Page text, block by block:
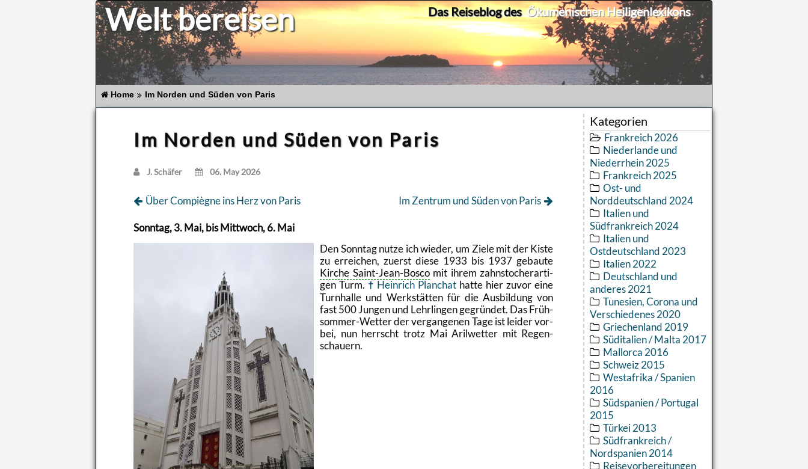
Welt bereisen Das Reiseblog desÖkumenischen Heiligenlexikons
Home Im Norden und Süden von Paris
Im Norden und Süden von Paris
J. Schä­fer 06. May 2026
Im Zen­trum und Süden von Paris
Über Compiègne ins Herz von Paris
Sonn­tag, 3. Mai, bis Mitt­woch, 6. Mai
Den Sonn­tag nutze ich wie­der, um Ziele mit der Kiste
zu er­rei­chen, zu­erst diese 1933 bis 1937 ge­bau­te
Kir­che Saint-Jean-Boscomit ihrem zahn­sto­cher­ar­ti­
gen Turm.
Hein­rich Plan­chathatte hier zuvor eine
Turn­hal­le und Werk­stät­ten für die Aus­bil­dung von
fast 500 Jun­gen und Lehr­lin­gen ge­grün­det. Das Früh­
som­mer-Wet­ter der ver­gan­ge­nen Tage ist lei­der vor­
bei, nun herrscht trotz Mai Aril­wet­ter mit Re­gen­
schau­ern.
Kategorien
Frankreich 2026
Niederlande und
Niederrhein 2025
Frankreich 2025
Ost- und
Norddeutschland 2024
Italien und
Südfrankreich 2024
Italien und
Ostdeutschland 2023
Italien 2022
Deutschland und
anderes 2021
Tunesien, Corona und
Verschiedenes 2020
Griechenland 2019
Süditalien / Malta 2017
Mallorca 2016
Schweiz 2015
Westafrika / Spanien
2016
Südspanien / Portugal
2015
Türkei 2013
Südfrankreich /
Nordspanien 2014
Reisevorbereitungen